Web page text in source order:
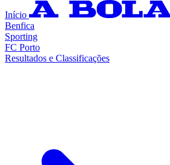
Início
Benfica
Sporting
FC Porto
Resultados e Classificações